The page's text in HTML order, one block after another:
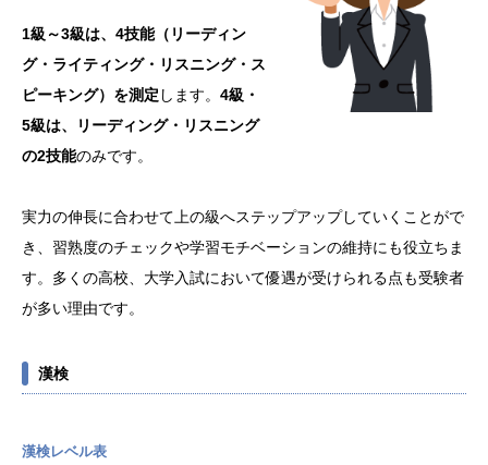
1級～3級は、4技能（リーディン
グ・ライティング・リスニング・ス
ピーキング）を測定 します。 4級・
5級は、リーディング・リスニング
の2技能のみです。
実力の伸長に合わせて上の級へステップアップしていくことがで
き、習熟度のチェックや学習モチベーションの維持にも役立ちま
す。多くの高校、大学入試において優遇が受けられる点も受験者
が多い理由です。
漢検
漢検レベル表